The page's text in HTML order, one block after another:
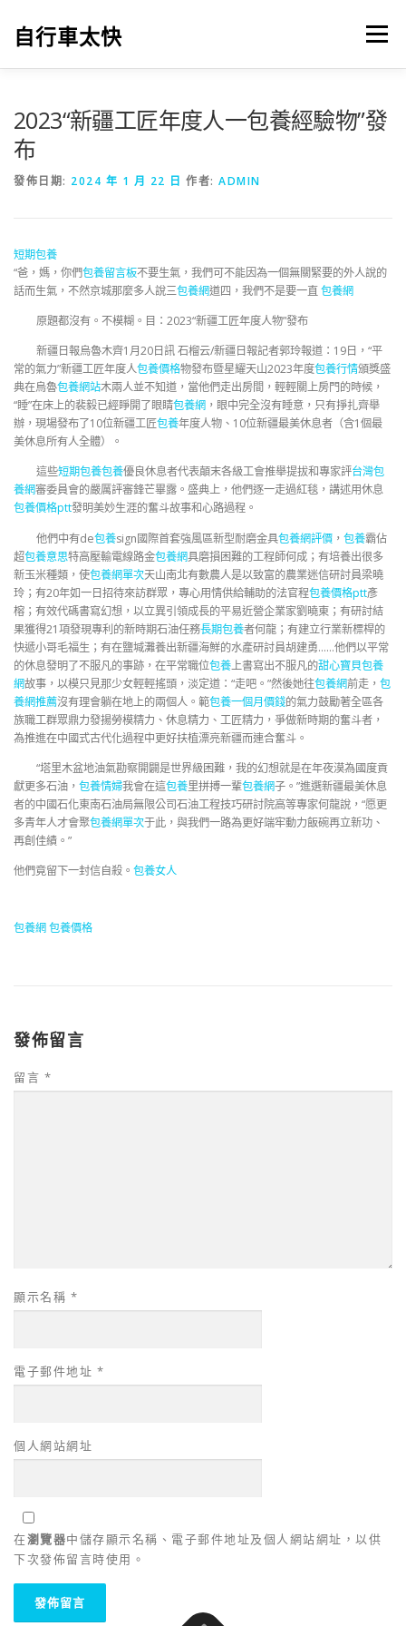
自行車太快 選單
2023“新疆工匠年度人一包養經驗物”發
布
發佈日期: 2024 年 1 月 22 日 作者: ADMIN
短期包養
“爸，媽，你們包養留言板不要生氣，我們可不能因為一個無關緊要的外人說的
話而生氣，不然京城那麼多人說三包養網道四，我們不是要一直包養網
原題都沒有。不模糊。目：2023“新疆工匠年度人物”發布
新疆日報烏魯木齊1月20日訊 石榴云/新疆日報記者郭玲報道：19日，“平
常的氣力”新疆工匠年度人包養價格物發布暨星耀天山2023年度包養行情頒獎盛
典在烏魯包養網站木兩人並不知道，當他們走出房間，輕輕關上房門的時候，
“睡”在床上的裴毅已經睜開了眼睛包養網 ，眼中完全沒有睡意，只有掙扎齊舉
辦，現場發布了10位新疆工匠包養年度人物、10位新疆最美休息者（含1個最
美休息所有人全體）。
這些短期包養包養優良休息者代表顛末各級工會推舉提拔和專家評台灣包
養網審委員會的嚴厲評審鋒芒畢露。盛典上，他們逐一走過紅毯，講述用休息
包養價格ptt發明美妙生涯的奮斗故事和心路過程。
他們中有de包養sign國際首套強風區新型耐磨金具包養網評價， 包養霸佔
超包養意思特高壓輸電線路金包養網具磨損困難的工程師何成；有培養出很多
新玉米種類，使包養網單次天山南北有數農人是以致富的農業迷信研討員梁曉
玲；有20年如一日招待來訪群眾，專心用情供給輔助的法官程包養價格ptt彥
榕；有效代碼書寫幻想，以立異引領成長的平易近營企業家劉曉東；有研討結
果獲得21項發現專利的新時期石油任務長期包養者何龍；有建立行業新標桿的
快遞小哥毛福生；有在鹽堿灘養出新疆海鮮的水產研討員胡建勇……他們以平常
的休息發明了不服凡的事跡，在平常職位包養上書寫出不服凡的甜心寶貝包養
網故事，以模只見那少女輕輕搖頭，淡定道：“走吧。”然後她往包養網前走， 包
養網推薦沒有理會躺在地上的兩個人。範包養一個月價錢的氣力鼓勵著全區各
族職工群眾鼎力發揚勞模精力、休息精力、工匠精力，爭做新時期的奮斗者，
為推進在中國式古代化過程中更好扶植漂亮新疆而連合奮斗。
“塔里木盆地油氣勘察開闢是世界級困難，我的幻想就是在年夜漠為國度貢
獻更多石油， 包養情婦我會在這包養里拼搏一輩包養網子。”進選新疆最美休息
者的中國石化東南石油局無限公司石油工程技巧研討院高等專家何龍說，“愿更
多青年人才會聚包養網單次于此，與我們一路為更好端牢動力飯碗再立新功、
再創佳績。”
他們竟留下一封信自殺。 包養女人
包養網包養價格
發佈留言
留言 *
顯示名稱 *
電子郵件地址 *
個人網站網址
在瀏覽器中儲存顯示名稱、電子郵件地址及個人網站網址，以供
下次發佈留言時使用。